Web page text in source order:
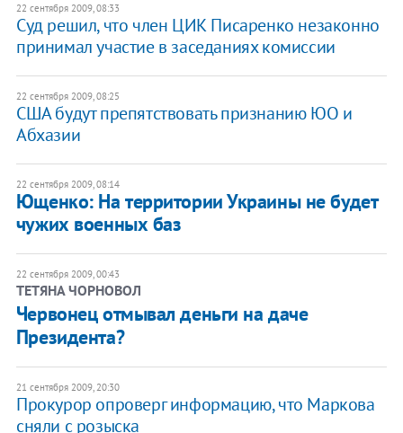
22 сентября 2009, 08:33
Суд решил, что член ЦИК Писаренко незаконно
принимал участие в заседаниях комиссии
22 сентября 2009, 08:25
США будут препятствовать признанию ЮО и
Абхазии
22 сентября 2009, 08:14
Ющенко: На территории Украины не будет
чужих военных баз
22 сентября 2009, 00:43
ТЕТЯНА ЧОРНОВОЛ
Червонец отмывал деньги на даче
Президента?
21 сентября 2009, 20:30
Прокурор опроверг информацию, что Маркова
сняли с розыска